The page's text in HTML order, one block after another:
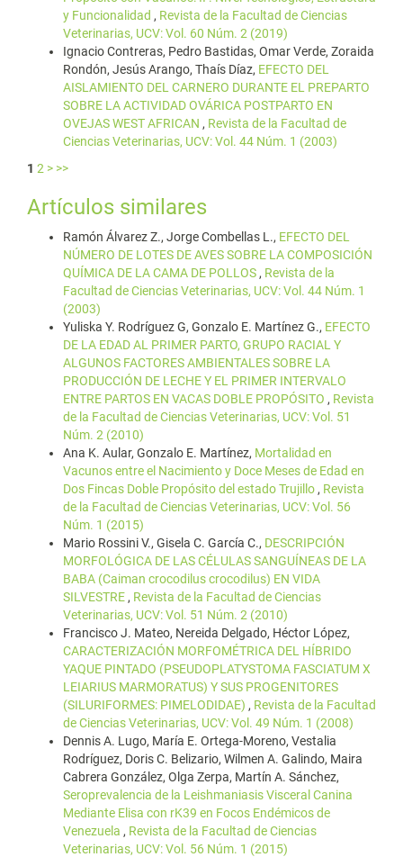
y Funcionalidad , Revista de la Facultad de Ciencias
Veterinarias, UCV: Vol. 60 Núm. 2 (2019)
Ignacio Contreras, Pedro Bastidas, Omar Verde, Zoraida
Rondón, Jesús Arango, Thaís Díaz, EFECTO DEL
AISLAMIENTO DEL CARNERO DURANTE EL PREPARTO
SOBRE LA ACTIVIDAD OVÁRICA POSTPARTO EN
OVEJAS WEST AFRICAN , Revista de la Facultad de
Ciencias Veterinarias, UCV: Vol. 44 Núm. 1 (2003)
1 2 > >>
Artículos similares
Ramón Álvarez Z., Jorge Combellas L., EFECTO DEL
NÚMERO DE LOTES DE AVES SOBRE LA COMPOSICIÓN
QUÍMICA DE LA CAMA DE POLLOS , Revista de la
Facultad de Ciencias Veterinarias, UCV: Vol. 44 Núm. 1
(2003)
Yuliska Y. Rodríguez G, Gonzalo E. Martínez G., EFECTO
DE LA EDAD AL PRIMER PARTO, GRUPO RACIAL Y
ALGUNOS FACTORES AMBIENTALES SOBRE LA
PRODUCCIÓN DE LECHE Y EL PRIMER INTERVALO
ENTRE PARTOS EN VACAS DOBLE PROPÓSITO , Revista
de la Facultad de Ciencias Veterinarias, UCV: Vol. 51
Núm. 2 (2010)
Ana K. Aular, Gonzalo E. Martínez, Mortalidad en
Vacunos entre el Nacimiento y Doce Meses de Edad en
Dos Fincas Doble Propósito del estado Trujillo , Revista
de la Facultad de Ciencias Veterinarias, UCV: Vol. 56
Núm. 1 (2015)
Mario Rossini V., Gisela C. García C., DESCRIPCIÓN
MORFOLÓGICA DE LAS CÉLULAS SANGUÍNEAS DE LA
BABA (Caiman crocodilus crocodilus) EN VIDA
SILVESTRE , Revista de la Facultad de Ciencias
Veterinarias, UCV: Vol. 51 Núm. 2 (2010)
Francisco J. Mateo, Nereida Delgado, Héctor López,
CARACTERIZACIÓN MORFOMÉTRICA DEL HÍBRIDO
YAQUE PINTADO (PSEUDOPLATYSTOMA FASCIATUM X
LEIARIUS MARMORATUS) Y SUS PROGENITORES
(SILURIFORMES: PIMELODIDAE) , Revista de la Facultad
de Ciencias Veterinarias, UCV: Vol. 49 Núm. 1 (2008)
Dennis A. Lugo, María E. Ortega-Moreno, Vestalia
Rodríguez, Doris C. Belizario, Wilmen A. Galindo, Maira
Cabrera González, Olga Zerpa, Martín A. Sánchez,
Seroprevalencia de la Leishmaniasis Visceral Canina
Mediante Elisa con rK39 en Focos Endémicos de
Venezuela , Revista de la Facultad de Ciencias
Veterinarias, UCV: Vol. 56 Núm. 1 (2015)